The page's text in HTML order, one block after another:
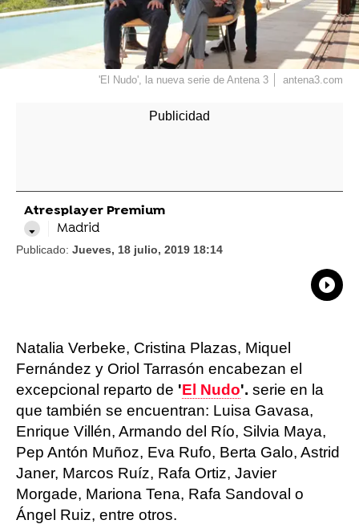
'El Nudo', la nueva serie de Antena 3 antena3.com
Atresplayer Premium
Madrid
Publicado: Jueves, 18 julio, 2019 18:14
Natalia Verbeke, Cristina Plazas, Miquel
Fernández y Oriol Tarrasón encabezan el
excepcional reparto de 'El Nudo'. serie en la
que también se encuentran: Luisa Gavasa,
Enrique Villén, Armando del Río, Silvia Maya,
Pep Antón Muñoz, Eva Rufo, Berta Galo, Astrid
Janer, Marcos Ruíz, Rafa Ortiz, Javier
Morgade, Mariona Tena, Rafa Sandoval o
Ángel Ruiz, entre otros.